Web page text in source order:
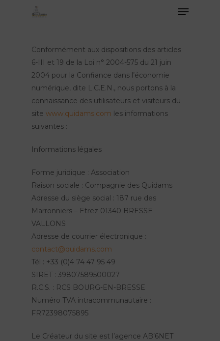
Conformément aux dispositions des articles
6-III et 19 de la Loi n° 2004-575 du 21 juin
2004 pour la Confiance dans l’économie
numérique, dite L.C.E.N., nous portons à la
connaissance des utilisateurs et visiteurs du
site www.quidams.com les informations
suivantes :
Informations légales
Forme juridique : Association
Raison sociale : Compagnie des Quidams
Adresse du siège social : 187 rue des
Marronniers – Etrez 01340 BRESSE
VALLONS
Adresse de courrier électronique :
contact@quidams.com
Tél : +33 (0)4 74 47 95 49
SIRET : 39807589500027
R.C.S. : RCS BOURG-EN-BRESSE
Numéro TVA intracommunautaire :
FR72398075895
Le Créateur du site est l’agence AB’6NET